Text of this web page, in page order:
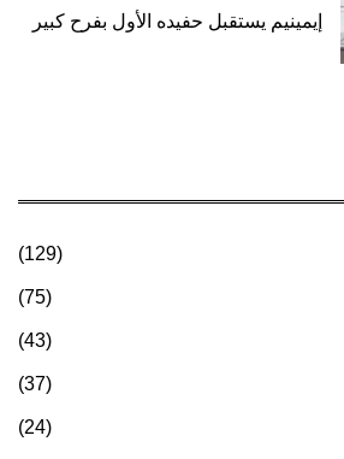
إيمينيم يستقبل حفيده الأول بفرح كبير
(129)
(75)
(43)
(37)
(24)